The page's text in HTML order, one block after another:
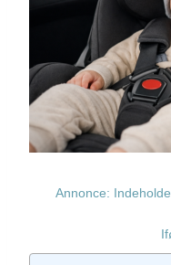
Annonce: